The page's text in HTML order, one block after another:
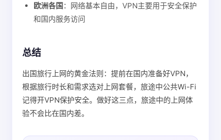
欧洲各国：网络基本自由，VPN主要用于安全保护
和国内服务访问
总结
出国旅行上网的黄金法则：提前在国内准备好VPN，
根据旅行时长和需求选对上网套餐，旅途中公共Wi-Fi
记得开VPN保护安全。做好这三点，旅途中的上网体
验不会比在国内差。